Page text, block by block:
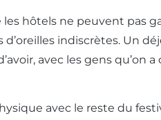
hôtels ne peuvent pas
d’oreilles indiscrètes. Un
avec les gens qu’on
avec le reste du